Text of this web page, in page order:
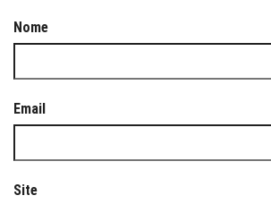
Nome
Email
Site